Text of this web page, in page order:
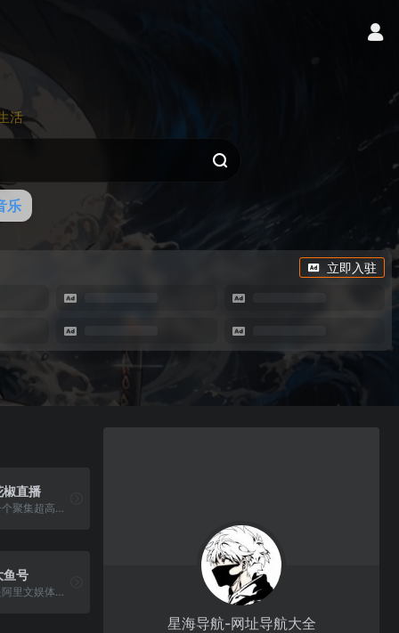
活
乐
立即入驻
椒直播
一个聚集超高颜值男女的手机直播社交平台
鱼号
是阿里文娱体系为内容创作者提供的统一账号
星海导航-网址导航大全